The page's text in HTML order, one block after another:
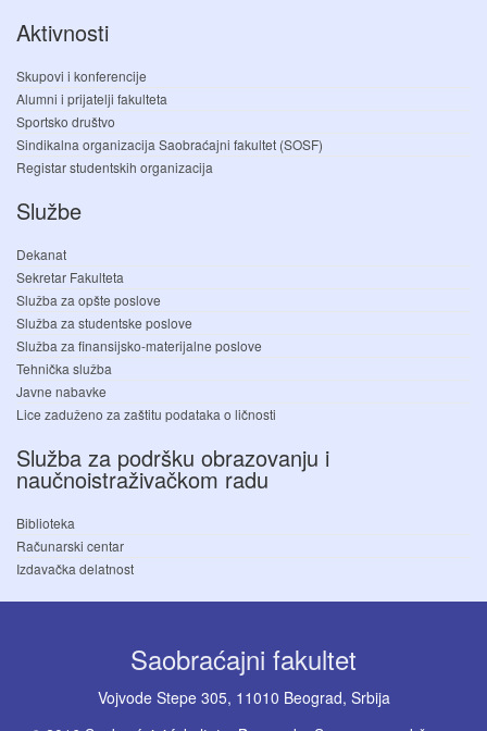
Aktivnosti
Skupovi i konferencije
Alumni i prijatelji fakulteta
Sportsko društvo
Sindikalna organizacija Saobraćajni fakultet (SOSF)
Registar studentskih organizacija
Službe
Dekanat
Sekretar Fakulteta
Služba za opšte poslove
Služba za studentske poslove
Služba za finansijsko-materijalne poslove
Tehnička služba
Javne nabavke
Lice zaduženo za zaštitu podataka o ličnosti
Služba za podršku obrazovanju i
naučnoistraživačkom radu
Biblioteka
Računarski centar
Izdavačka delatnost
Saobraćajni fakultet
Vojvode Stepe 305, 11010 Beograd, Srbija